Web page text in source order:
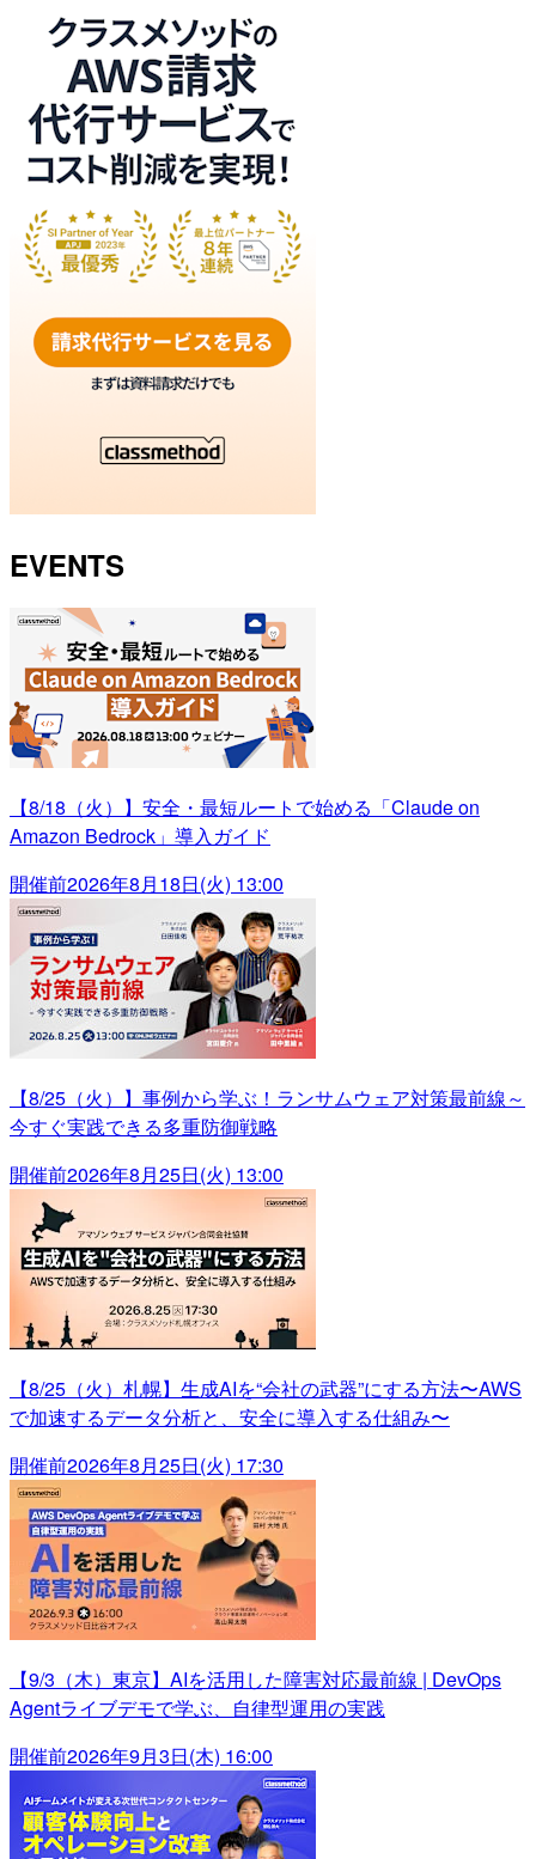
EVENTS
【8/18（火）】安全・最短ルートで始める「Claude on
Amazon Bedrock」導入ガイド
開催前2026年8月18日(火) 13:00
【8/25（火）】事例から学ぶ！ランサムウェア対策最前線～
今すぐ実践できる多重防御戦略
開催前2026年8月25日(火) 13:00
【8/25（火）札幌】生成AIを“会社の武器”にする方法〜AWS
で加速するデータ分析と、安全に導入する仕組み〜
開催前2026年8月25日(火) 17:30
【9/3（木）東京】AIを活用した障害対応最前線 | DevOps
Agentライブデモで学ぶ、自律型運用の実践
開催前2026年9月3日(木) 16:00